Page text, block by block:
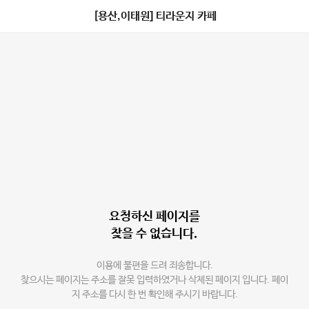
[용산,이태원] 티라운지 카페
요청하신 페이지를
찾을 수 없습니다.
이용에 불편을 드려 죄송합니다.
찾으시는 페이지는 주소를 잘못 입력하였거나 삭제된 페이지 입니다. 페이
지 주소를 다시 한 번 확인해 주시기 바랍니다.